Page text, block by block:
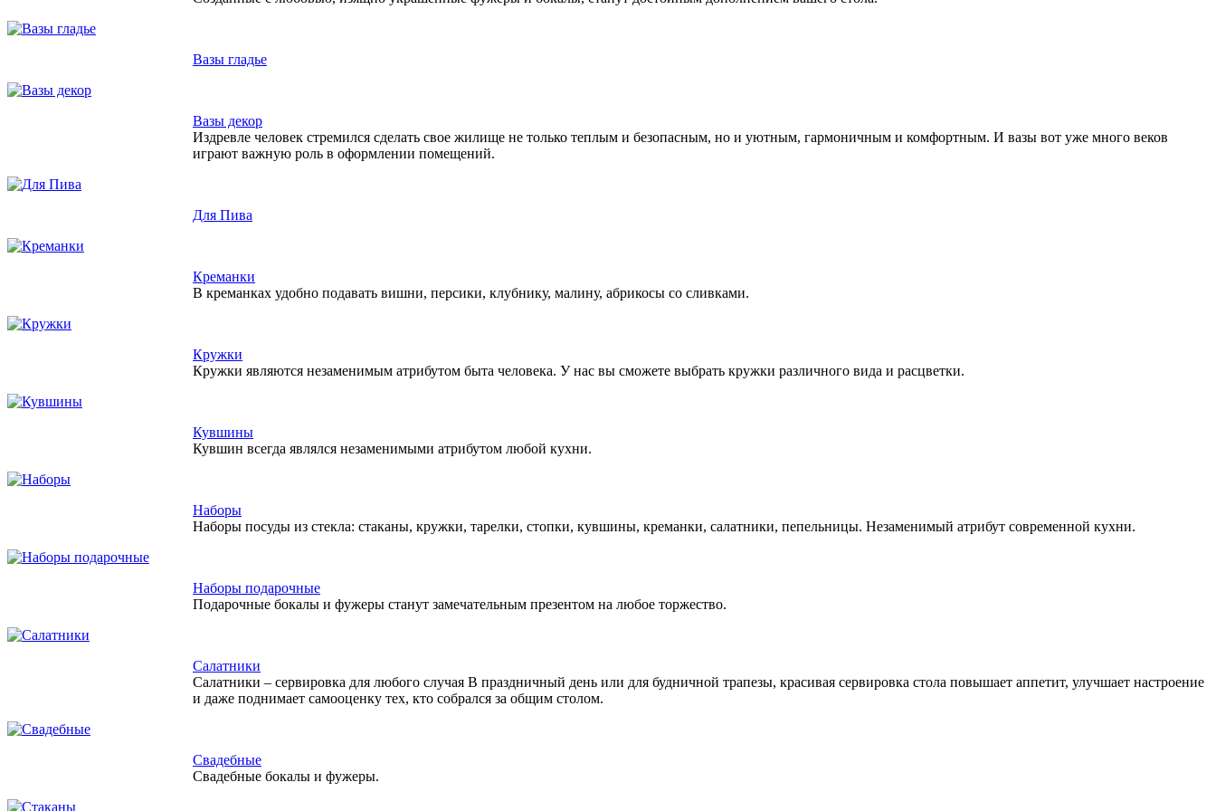
Вазы гладье
Вазы декор
Издревле человек стремился сделать свое жилище не только теплым и безопасным, но и уютным, гармоничным и комфортным. И вазы вот уже много веков
играют важную роль в оформлении помещений.
Для Пива
Креманки
В креманках удобно подавать вишни, персики, клубнику, малину, абрикосы со сливками.
Кружки
Кружки являются незаменимым атрибутом быта человека. У нас вы сможете выбрать кружки различного вида и расцветки.
Кувшины
Кувшин всегда являлся незаменимыми атрибутом любой кухни.
Наборы
Наборы посуды из стекла: стаканы, кружки, тарелки, стопки, кувшины, креманки, салатники, пепельницы. Незаменимый атрибут современной кухни.
Наборы подарочные
Подарочные бокалы и фужеры станут замечательным презентом на любое торжество.
Салатники
Салатники – сервировка для любого случая В праздничный день или для будничной трапезы, красивая сервировка стола повышает аппетит, улучшает настроение
и даже поднимает самооценку тех, кто собрался за общим столом.
Свадебные
Свадебные бокалы и фужеры.